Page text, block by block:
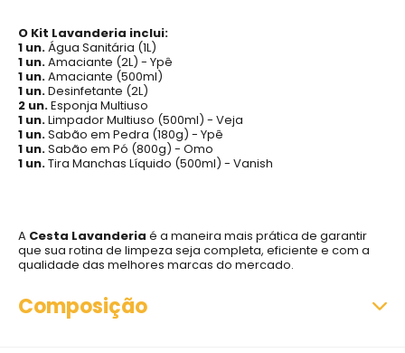
O Kit Lavanderia inclui:
1 un.Água Sanitária (1L)
1 un.Amaciante (2L) - Ypê
1 un.Amaciante (500ml)
1 un.Desinfetante (2L)
2 un.Esponja Multiuso
1 un.Limpador Multiuso (500ml) - Veja
1 un.Sabão em Pedra (180g) - Ypê
1 un.Sabão em Pó (800g) - Omo
1 un.Tira Manchas Líquido (500ml) - Vanish
A Cesta Lavanderia é a maneira mais prática de garantir
que sua rotina de limpeza seja completa, eficiente e com a
qualidade das melhores marcas do mercado.
Composição